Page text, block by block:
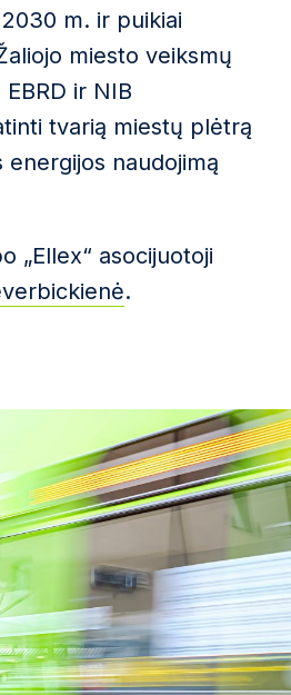
m. ir puikiai
miesto veiksmų
ir NIB
tvarią miestų plėtrą
energijos naudojimą
„Ellex“ asocijuotoji
.